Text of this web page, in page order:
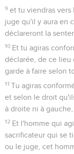
9 et tu viendras vers
juge qu'il y aura en
déclareront la
10 Et tu agiras
déclarée, de ce lieu
garde à faire selon
11 Tu agiras
et selon le droit
à droite ni à
12 Et l'homme qui
sacrificateur qui se
ou le juge, cet